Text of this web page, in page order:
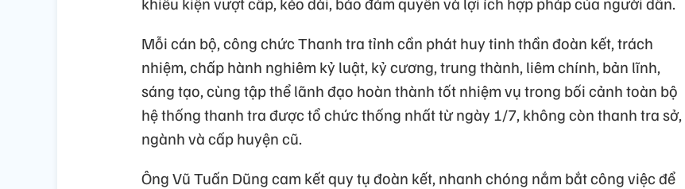
Mỗi cán bộ, công chức Thanh tra tỉnh cần phát huy tinh thần đoàn kết, trách
nhiệm, chấp hành nghiêm kỷ luật, kỷ cương, trung thành, liêm chính, bản lĩnh,
sáng tạo, cùng tập thể lãnh đạo hoàn thành tốt nhiệm vụ trong bối cảnh toàn bộ
hệ thống thanh tra được tổ chức thống nhất từ ngày 1/7, không còn thanh tra sở,
ngành và cấp huyện cũ.
Ông Vũ Tuấn Dũng cam kết quy tụ đoàn kết, nhanh chóng nắm bắt công việc để